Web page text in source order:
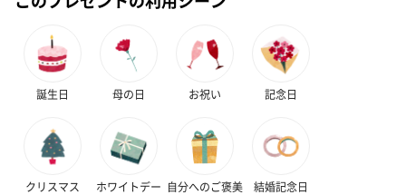
スイーツ
スイーツを同梱してお届けいたします。ギフトへの＋αにおすすめ
誕生日 母の日 お祝い 記念日
クリスマス ホワイトデー 自分へのご褒美 結婚記念日